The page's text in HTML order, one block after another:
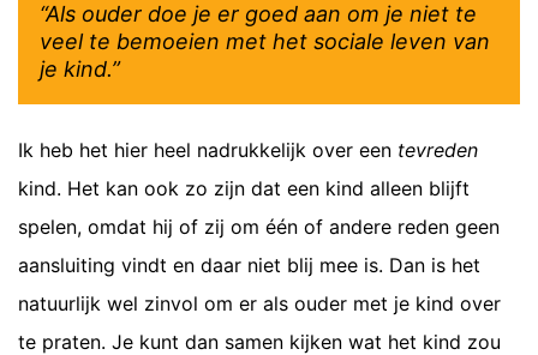
“Als ouder doe je er goed aan om je niet te
veel te bemoeien met het sociale leven van
je kind.”
Ik heb het hier heel nadrukkelijk over een tevreden
kind. Het kan ook zo zijn dat een kind alleen blijft
spelen, omdat hij of zij om één of andere reden geen
aansluiting vindt en daar niet blij mee is. Dan is het
natuurlijk wel zinvol om er als ouder met je kind over
te praten. Je kunt dan samen kijken wat het kind zou